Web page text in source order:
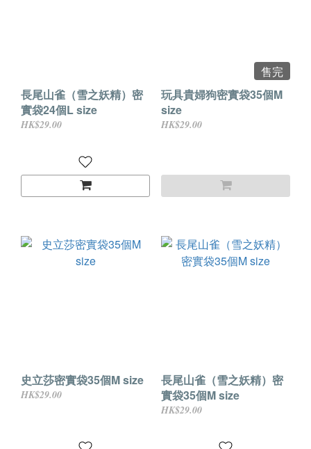
長尾山雀（雪之妖精）密
實袋24個L size
HK$29.00
售完
玩具貴婦狗密實袋35個M
size
HK$29.00
史立莎密實袋35個M size
HK$29.00
長尾山雀（雪之妖精）密
實袋35個M size
HK$29.00